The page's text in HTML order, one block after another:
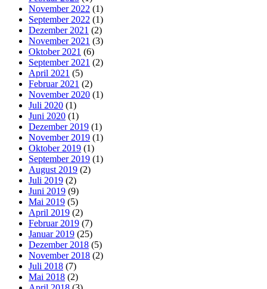
November 2022 (1)
September 2022 (1)
Dezember 2021 (2)
November 2021 (3)
Oktober 2021 (6)
September 2021 (2)
April 2021 (5)
Februar 2021 (2)
November 2020 (1)
Juli 2020 (1)
Juni 2020 (1)
Dezember 2019 (1)
November 2019 (1)
Oktober 2019 (1)
September 2019 (1)
August 2019 (2)
Juli 2019 (2)
Juni 2019 (9)
Mai 2019 (5)
April 2019 (2)
Februar 2019 (7)
Januar 2019 (25)
Dezember 2018 (5)
November 2018 (2)
Juli 2018 (7)
Mai 2018 (2)